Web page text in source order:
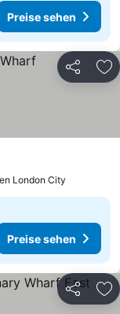
Preise sehen
Teilen
London City
Preise sehen
Teilen